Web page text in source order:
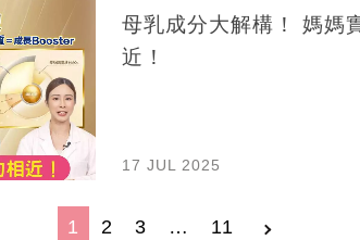
母乳成分大解構！ 媽媽
近！
17 JUL 2025
1 2 3 … 11